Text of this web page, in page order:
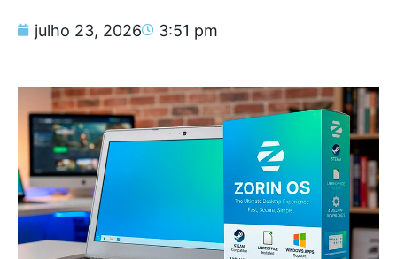
julho 23, 2026 3:51 pm